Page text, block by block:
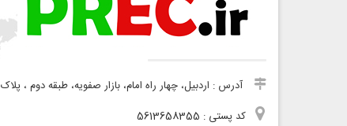
آدرس : اردبیل، چهار راه امام، بازار صفویه، طبقه دوم ، پلاک 19
کد پستی : 5613658355